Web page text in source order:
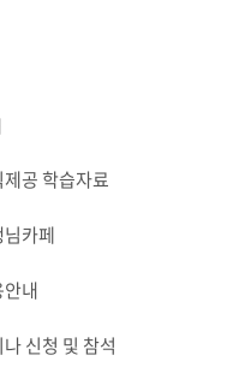
공 학습자료
님카페
내
신청 및 참석